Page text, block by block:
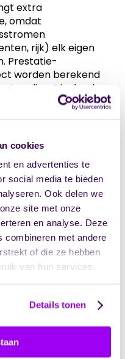
cookies
en advertenties te
social media te bieden
Ook delen we
site met onze
en analyse. Deze
combineren met andere
of die ze hebben
van hun services.
Details tonen
extra
omdat
rijk) elk eigen
Prestatie-
worden berekend
direct invloed
hebben
dan
is essentieel
maar moeilijk
dat
nodig